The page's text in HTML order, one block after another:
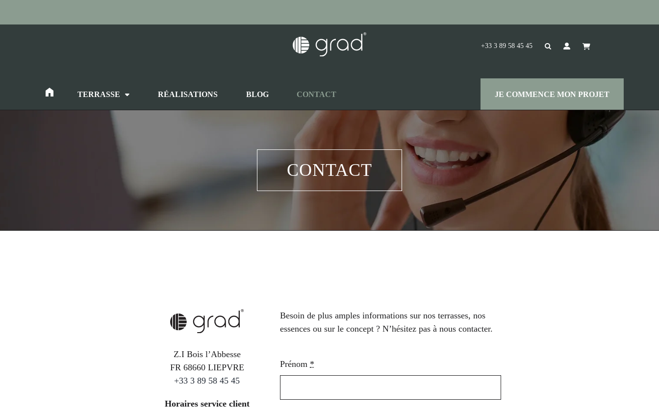
content
+33 3 89 58 45 45
TERRASSE RÉALISATIONS BLOG CONTACT JE COMMENCE MON PROJET
CONTACT
Z.I Bois l’Abbesse
FR 68660 LIEPVRE
+33 3 89 58 45 45
Horaires service client
Besoin de plus amples informations sur nos terrasses, nos
essences ou sur le concept ? N’hésitez pas à nous contacter.
Prénom *